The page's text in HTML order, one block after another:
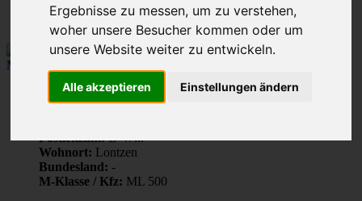
Ergebnisse zu messen, um zu verstehen,
woher unsere Besucher kommen oder um
unsere Website weiter zu entwickeln.
Alle akzeptieren Einstellungen ändern
10
Manfred093
Chevalier
Postleitzahl:B-47...
Wohnort: Lontzen
Bundesland: -
M-Klasse / Kfz: ML 500